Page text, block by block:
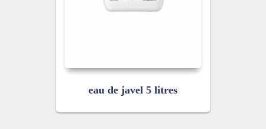
eau de javel 5 litres